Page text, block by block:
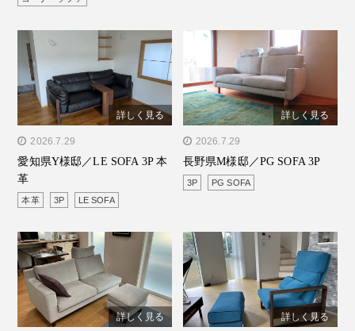
" alt="愛知県Y様邸／LE
SOFA 3P 本革"/>
詳しく見る
2026.7.29
愛知県Y様邸／LE SOFA 3P 本
革
本革 3P LE SOFA
" alt="長野県M様邸／PG
SOFA 3P"/>
詳しく見る
2026.7.29
長野県M様邸／PG SOFA 3P
3P PG SOFA
詳しく見る 詳しく見る